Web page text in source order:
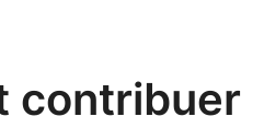
contribuer